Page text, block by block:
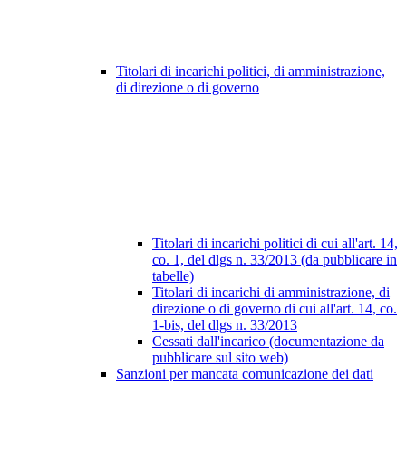
Titolari di incarichi politici, di amministrazione,
di direzione o di governo
Titolari di incarichi politici di cui all'art. 14,
co. 1, del dlgs n. 33/2013 (da pubblicare in
tabelle)
Titolari di incarichi di amministrazione, di
direzione o di governo di cui all'art. 14, co.
1-bis, del dlgs n. 33/2013
Cessati dall'incarico (documentazione da
pubblicare sul sito web)
Sanzioni per mancata comunicazione dei dati